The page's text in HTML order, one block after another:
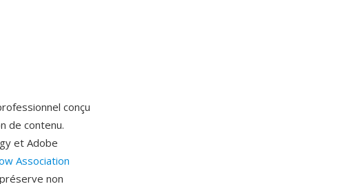
conçu
de contenu.
et Adobe
Association
non